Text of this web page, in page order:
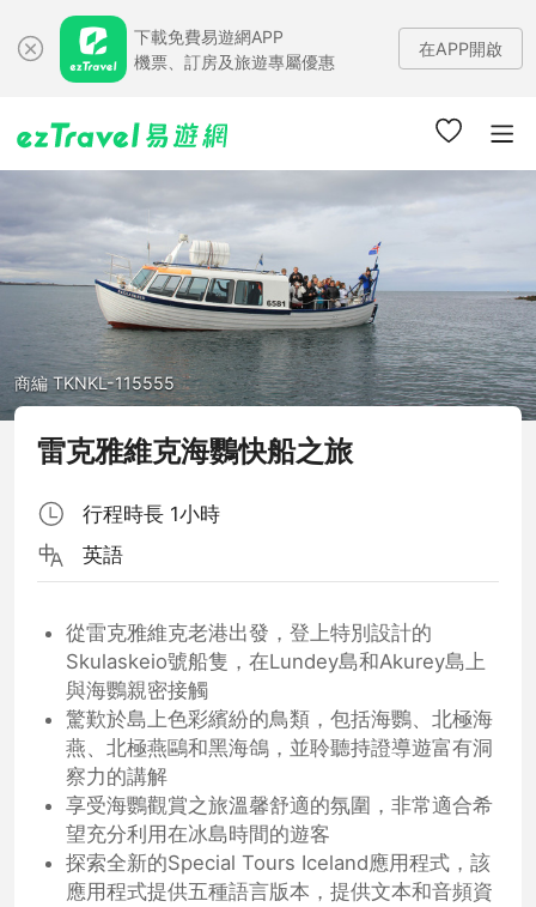
下載免費易遊網APP
機票、訂房及旅遊專屬優惠
在APP開啟
商編 TKNKL-115555
雷克雅維克海鸚快船之旅
行程時長 1小時
英語
從雷克雅維克老港出發，登上特別設計的
Skulaskeio號船隻，在Lundey島和Akurey島上
與海鸚親密接觸
驚歎於島上色彩繽紛的鳥類，包括海鸚、北極海
燕、北極燕鷗和黑海鴿，並聆聽持證導遊富有洞
察力的講解
享受海鸚觀賞之旅溫馨舒適的氛圍，非常適合希
望充分利用在冰島時間的遊客
探索全新的Special Tours Iceland應用程式，該
應用程式提供五種語言版本，提供文本和音頻資